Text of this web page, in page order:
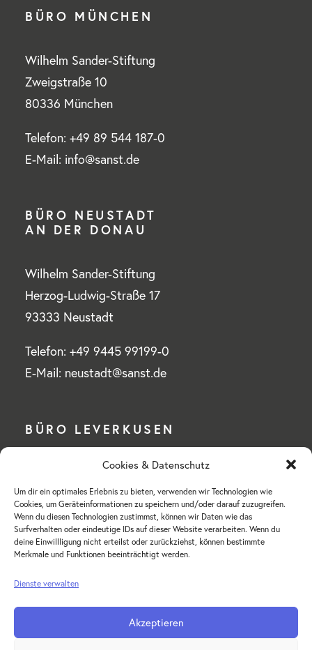
Cookies & Datenschutz
Um dir ein optimales Erlebnis zu bieten, verwenden wir Technologien wie
Cookies, um Geräteinformationen zu speichern und/oder darauf zuzugreifen.
Wenn du diesen Technologien zustimmst, können wir Daten wie das
Surfverhalten oder eindeutige IDs auf dieser Website verarbeiten. Wenn du
deine Einwillligung nicht erteilst oder zurückziehst, können bestimmte
Merkmale und Funktionen beeinträchtigt werden.
Dienste verwalten
Akzeptieren
BÜRO MÜNCHEN
Wilhelm Sander-Stiftung
Zweigstraße 10
80336 München
Telefon: +49 89 544 187-0
E-Mail: info@sanst.de
BÜRO NEUSTADT
AN DER DONAU
Wilhelm Sander-Stiftung
Herzog-Ludwig-Straße 17
93333 Neustadt
Telefon: +49 9445 99199-0
E-Mail: neustadt@sanst.de
BÜRO LEVERKUSEN
Wilhelm Sander-Stiftung
Mülheimer Straße 76 a
51375 Leverkusen-Schlebusch
Telefon: +49 214 855 18-0